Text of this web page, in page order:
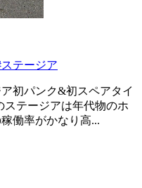
ステージア
初パンク&初スペアタイ
テージアは年代物のホ
働率がかなり高...